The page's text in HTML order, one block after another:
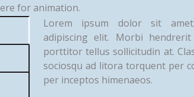
for animation.
Lorem ipsum dolor sit
adipiscing elit. Morbi
porttitor tellus sollicitudin at.
sociosqu ad litora torquent per
per inceptos himenaeos.